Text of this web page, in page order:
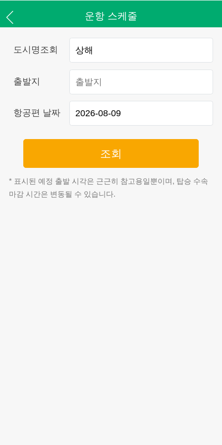
운항 스케줄
도시명조회
출발지
항공편 날짜
조회
* 표시된 예정 출발 시각은 근근히 참고용일뿐이며, 탑승 수속
마감 시간은 변동될 수 있습니다.